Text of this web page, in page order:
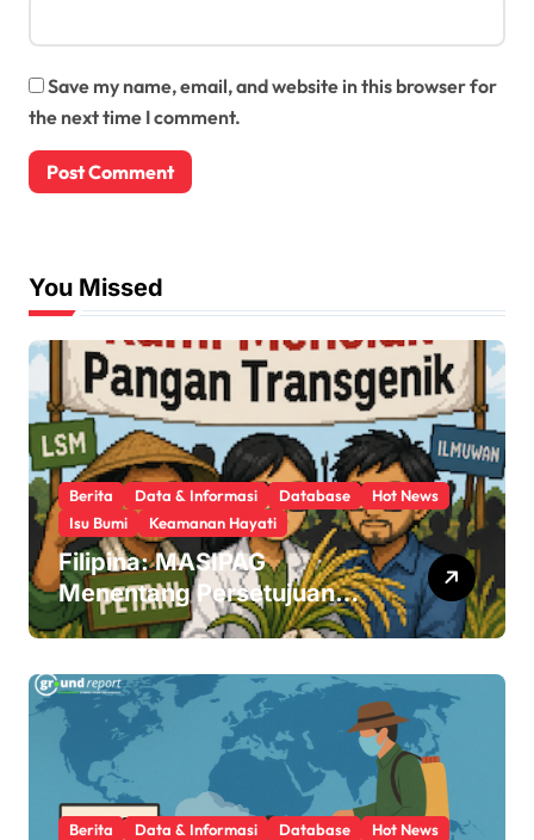
Save my name, email, and website in this browser for
the next time I comment.
You Missed
Berita Data & Informasi Database
Hot News
Isu Bumi
Keamanan Hayati
Filipina: MASIPAG
Menentang Persetujuan
Beras Transgenik
Berita Data & Informasi Database
Hot News